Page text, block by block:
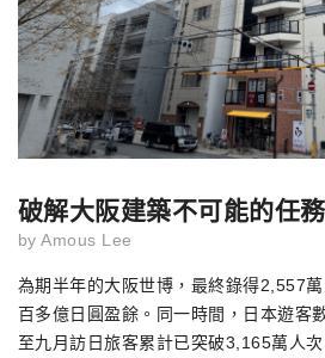
破解大阪建築不可能的任務
by Amous Lee
為期半年的大阪世博，最終錄得2,557
百多億日圓盈餘。同一時間，日本遊客
至九月訪日旅客累計已突破3,165萬人